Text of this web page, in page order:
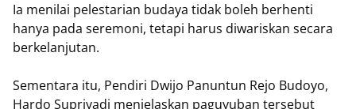
Ia menilai pelestarian budaya tidak boleh berhenti
hanya pada seremoni, tetapi harus diwariskan secara
berkelanjutan.
‎Sementara itu, Pendiri Dwijo Panuntun Rejo Budoyo,
Hardo Supriyadi menjelaskan paguyuban tersebut